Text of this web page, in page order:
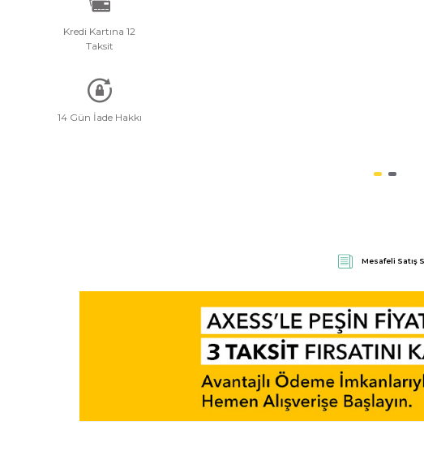
Kredi Kartına 12
Taksit
14 Gün İade Hakkı
Mesafeli Satış